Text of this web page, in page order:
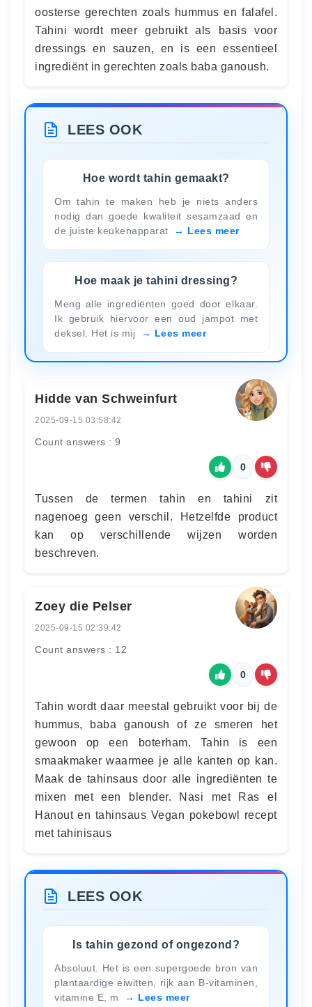
oosterse gerechten zoals hummus en falafel.
Tahini wordt meer gebruikt als basis voor
dressings en sauzen, en is een essentieel
ingrediënt in gerechten zoals baba ganoush.
LEES OOK
Hoe wordt tahin gemaakt?
Om tahin te maken heb je niets anders
nodig dan goede kwaliteit sesamzaad en
de juiste keukenapparat
Lees meer
Hoe maak je tahini dressing?
Meng alle ingrediënten goed door elkaar.
Ik gebruik hiervoor een oud jampot met
deksel. Het is mij
Lees meer
Hidde van Schweinfurt
2025-09-15 03:58:42
Count answers : 9
0
Tussen de termen tahin en tahini zit
nagenoeg geen verschil. Hetzelfde product
kan op verschillende wijzen worden
beschreven.
Zoey die Pelser
2025-09-15 02:39:42
Count answers : 12
0
Tahin wordt daar meestal gebruikt voor bij de
hummus, baba ganoush of ze smeren het
gewoon op een boterham. Tahin is een
smaakmaker waarmee je alle kanten op kan.
Maak de tahinsaus door alle ingrediënten te
mixen met een blender. Nasi met Ras el
Hanout en tahinsaus Vegan pokebowl recept
met tahinisaus
LEES OOK
Is tahin gezond of ongezond?
Absoluut. Het is een supergoede bron van
plantaardige eiwitten, rijk aan B-vitaminen,
vitamine E, m
Lees meer